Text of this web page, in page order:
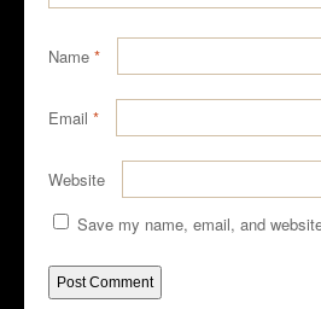
Name *
Email *
Website
Save my name, email, and